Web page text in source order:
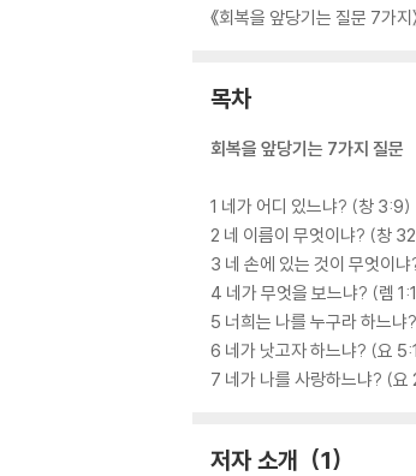
《회복을 앞당기는 질문 7가
목차
회복을 앞당기는 7가지 질문
1 네가 어디 있느냐? (창 3:9)
2 네 이름이 무엇이냐? (창
3 네 손에 있는 것이 무엇이
4 네가 무엇을 보느냐? (렘
5 너희는 나를 누구라 하느
6 네가 낫고자 하느냐? (요
7 네가 나를 사랑하느냐? (요
저자 소개 1